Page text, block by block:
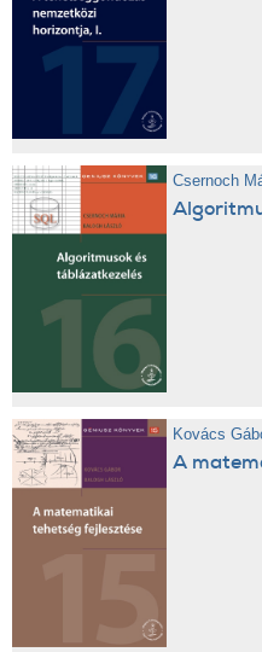
Csernoch
Kovács
A